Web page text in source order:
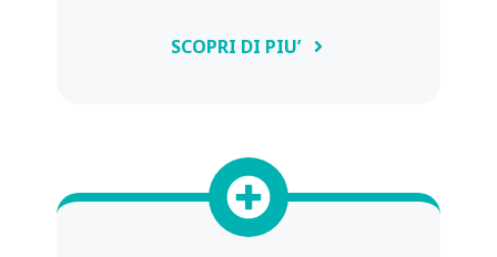
SCOPRI DI PIU’